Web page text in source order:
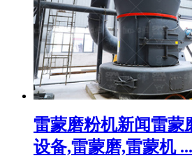
雷蒙磨粉机新闻雷蒙
设备,雷蒙磨,雷蒙机 ...